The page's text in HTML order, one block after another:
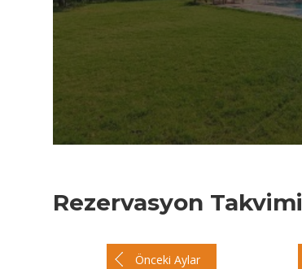
Rezervasyon Takvimi
Önceki Aylar